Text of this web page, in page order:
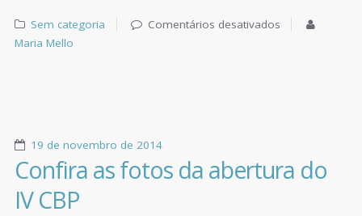
Sem categoria
Comentários desativados
Maria Mello
19 de novembro de 2014
Confira as fotos da abertura do
IV CBP